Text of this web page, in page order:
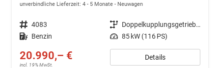
unverbindliche Lieferzeit: 4 - 5 Monate Neuwagen
Fahrzeugnr. 4083 Getriebe
Doppelkupplungsgetriebe (DSG)
Kraftstoff Benzin Leistung 85 kW (116 PS)
20.990,– €
incl. 19% MwSt.
Details